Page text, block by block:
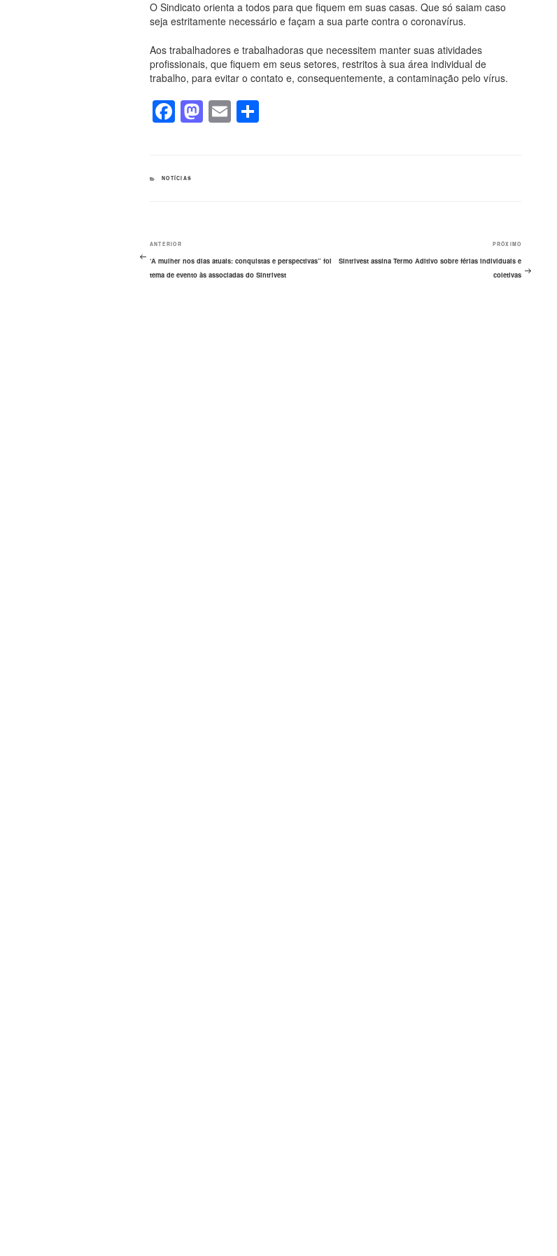
O Sindicato orienta a todos para que fiquem em suas casas. Que só saiam caso
seja estritamente necessário e façam a sua parte contra o coronavírus.
Aos trabalhadores e trabalhadoras que necessitem manter suas atividades
profissionais, que fiquem em seus setores, restritos à sua área individual de
trabalho, para evitar o contato e, consequentemente, a contaminação pelo vírus.
F
a
e
o
k
M
a
E
m
CATEGORIAS
NOTÍCIAS
Navegação
Post
Post
anterior
ANTERIOR
‘A mulher nos dias atuais: conquistas e perspectivas” foi
tema de evento às associadas do Sintrivest
post
PRÓXIMO
Sintrivest assina Termo Aditivo sobre férias individuais e
coletivas